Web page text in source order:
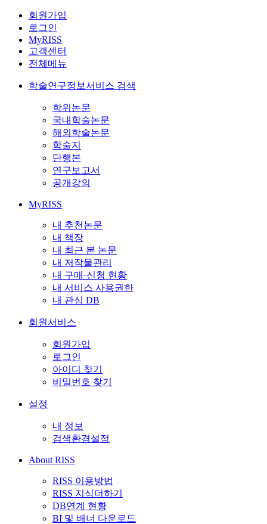
회원가입
로그인
MyRISS
고객센터
전체메뉴
학술연구정보서비스 검색
학위논문
국내학술논문
해외학술논문
학술지
단행본
연구보고서
공개강의
MyRISS
내 추천논문
내 책장
내 최근 본 논문
내 저작물관리
내 구매·신청 현황
내 서비스 사용권한
내 관심 DB
회원서비스
회원가입
로그인
아이디 찾기
비밀번호 찾기
설정
내 정보
검색환경설정
About RISS
RISS 이용방법
RISS 지식더하기
DB연계 현황
BI 및 배너 다운로드